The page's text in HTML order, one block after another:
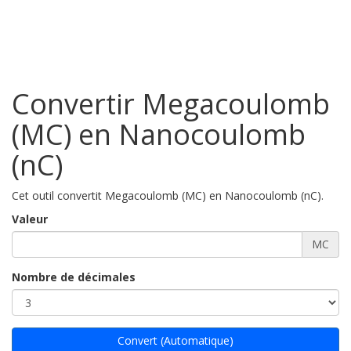
Convertir Megacoulomb
(MC) en Nanocoulomb
(nC)
Cet outil convertit Megacoulomb (MC) en Nanocoulomb (nC).
Valeur
MC
Nombre de décimales
Convert (Automatique)